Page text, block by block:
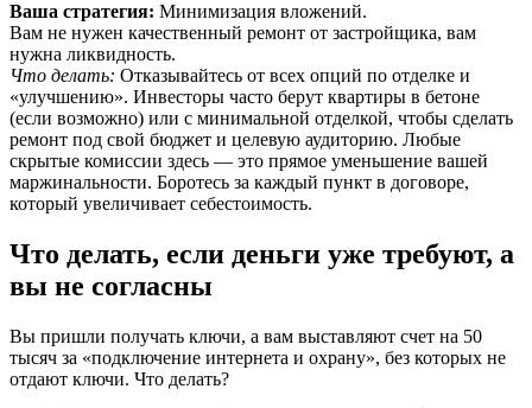
Ваша стратегия: Минимизация вложений.
Вам не нужен качественный ремонт от застройщика, вам
нужна ликвидность.
Что делать: Отказывайтесь от всех опций по отделке и
«улучшению». Инвесторы часто берут квартиры в бетоне
(если возможно) или с минимальной отделкой, чтобы сделать
ремонт под свой бюджет и целевую аудиторию. Любые
скрытые комиссии здесь — это прямое уменьшение вашей
маржинальности. Боротесь за каждый пункт в договоре,
который увеличивает себестоимость.
Что делать, если деньги уже требуют, а
вы не согласны
Вы пришли получать ключи, а вам выставляют счет на 50
тысяч за «подключение интернета и охрану», без которых не
отдают ключи. Что делать?